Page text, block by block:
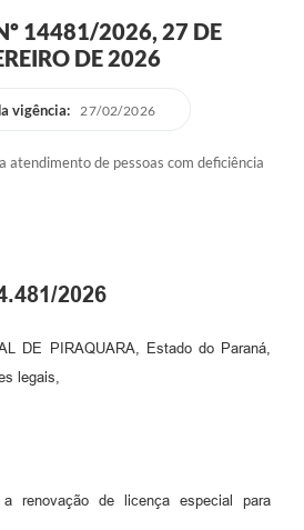
14481/2026, 27 DE
DE 2026
vigência: 27/02/2026
atendimento de pessoas com deficiência
2026
DE PIRAQUARA, Estado do Paraná,
legais,
a renovação de licença especial para